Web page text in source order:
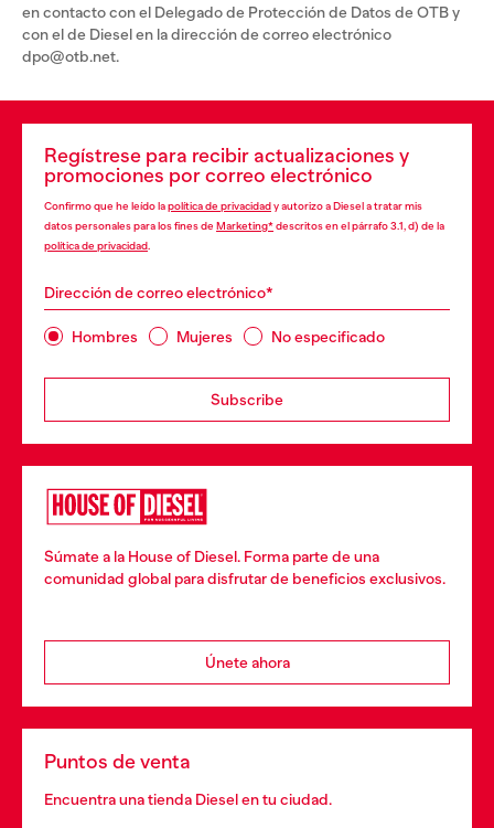
en contacto con el Delegado de Protección de Datos de OTB y
con el de Diesel en la dirección de correo electrónico
dpo@otb.net.
Regístrese para recibir actualizaciones y
promociones por correo electrónico
Confirmo que he leído lapolítica de privacidady autorizo a Diesel a tratar mis
datos personales para los fines de Marketing*descritos en el párrafo 3.1, d) de la
política de privacidad.
Dirección de correo electrónico*
Hombres Mujeres No especificado
Subscribe
Súmate a la House of Diesel. Forma parte de una
comunidad global para disfrutar de beneficios exclusivos.
Únete ahora
Puntos de venta
Encuentra una tienda Diesel en tu ciudad.